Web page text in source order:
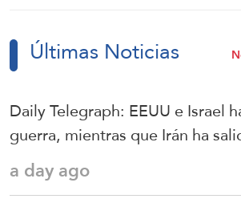
Últimas Noticias
Daily Telegraph: EEUU e Israel
guerra, mientras que Irán ha
a day ago